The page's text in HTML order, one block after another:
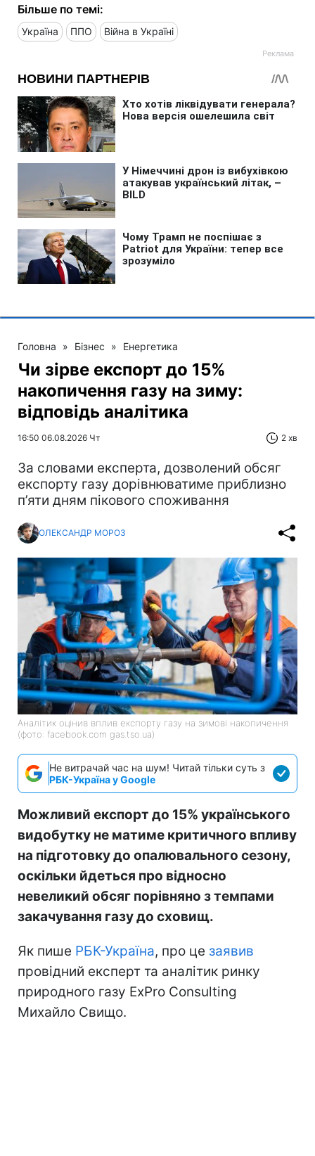
Більше по темі:
Україна ППО Війна в Україні
Головна » Бізнес » Енергетика
Чи зірве експорт до 15%
накопичення газу на зиму:
відповідь аналітика
16:50 06.08.2026 Чт 2 хв
За словами експерта, дозволений обсяг
експорту газу дорівнюватиме приблизно
п’яти дням пікового споживання
ОЛЕКСАНДР МОРОЗ
Аналітик оцінив вплив експорту газу на зимові накопичення
(фото: facebook.com gas.tso.ua)
Не витрачай час на шум! Читай тільки суть з
РБК-Україна у Google
Можливий експорт до 15% українського
видобутку не матиме критичного впливу
на підготовку до опалювального сезону,
оскільки йдеться про відносно
невеликий обсяг порівняно з темпами
закачування газу до сховищ.
Як пише РБК-Україна, про це заявив
провідний експерт та аналітик ринку
природного газу ExPro Consulting
Михайло Свищо.